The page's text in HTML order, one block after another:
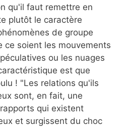
qu'il faut remettre en
plutôt le caractère
de groupe
ce soient les mouvements
ou les nuages
est que
! "Les relations qu'ils
sont, en fait, une
qui existent
et surgissent du choc